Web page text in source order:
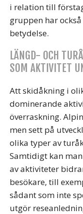
i relation till
gruppen har
betydelse.
LÄNGD- OCH
SOM AKTIVITET
Att skidåkning i
dominerande
överraskning.
men sett på
olika typer av
Samtidigt kan
av aktiviteter
besökare, till
sådant som inte
utgör